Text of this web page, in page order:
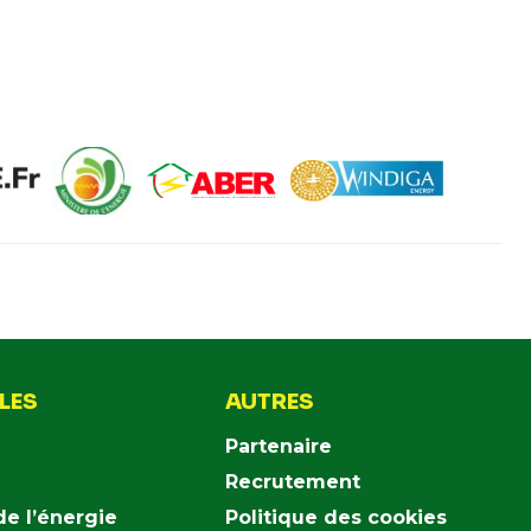
l’énergie
AUTRES
Partenaire
Recrutement
Politique des cookies